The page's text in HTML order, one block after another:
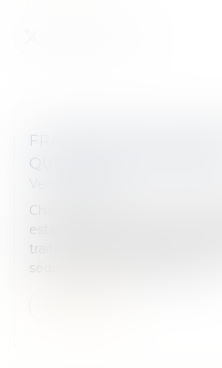
FRANCE/MONDE |
QUELS SONT VOS
Chaque année, le nombre
estimé à 450 000. Les
traitements inadaptés
séquelles graves et définitive...